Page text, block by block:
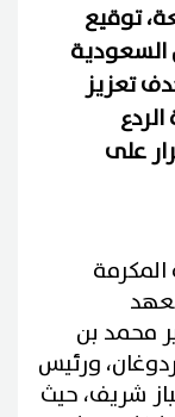
توقيع
السعودية
تعزيز
على
محمد بن
ورئيس
شريف، حيث